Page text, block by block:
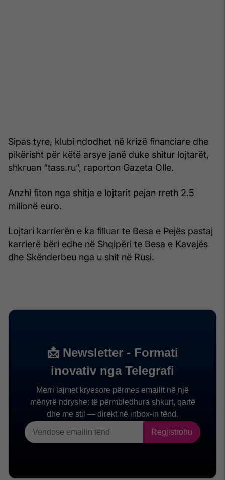
Sipas tyre, klubi ndodhet në krizë financiare dhe
pikërisht për këtë arsye janë duke shitur lojtarët,
shkruan “tass.ru”, raporton Gazeta Olle.
Anzhi fiton nga shitja e lojtarit pejan rreth 2.5
milionë euro.
Lojtari karrierën e ka filluar te Besa e Pejës pastaj
karrierë bëri edhe në Shqipëri te Besa e Kavajës
dhe Skënderbeu nga u shit në Rusi.